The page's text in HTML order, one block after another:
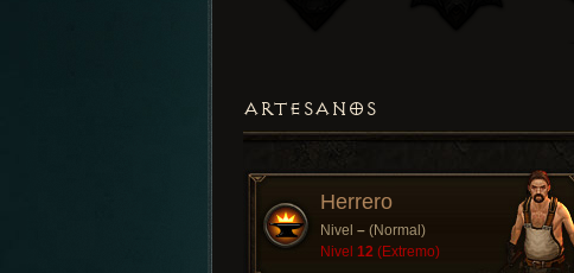
ARTESANOS
Herrero
Nivel – (Normal)
Nivel 12 (Extremo)